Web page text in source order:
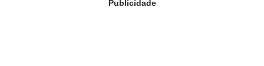
Publicidade